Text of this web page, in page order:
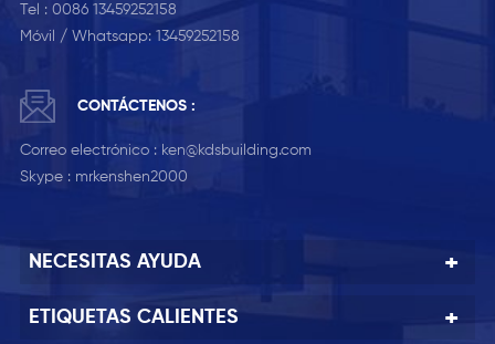
Tel : 0086 13459252158
Móvil / Whatsapp: 13459252158
CONTÁCTENOS :
Correo electrónico : ken@kdsbuilding.com
Skype : mrkenshen2000
NECESITAS AYUDA
ETIQUETAS CALIENTES